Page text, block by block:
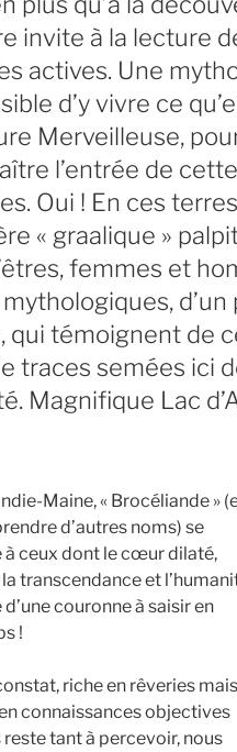
invite à la lecture
actives. Une
d’y vivre ce
Merveilleuse,
l’entrée de
Oui ! En ces
« graalique »
femmes et
d’un
qui témoignent de
traces semées ici
Magnifique Lac
Maine, « Brocéliande »
d’autres noms) se
à ceux dont le cœur dilaté,
transcendance et
couronne à saisir en
!
riche en rêveries mais
connaissances objectives
reste tant à percevoir, nous